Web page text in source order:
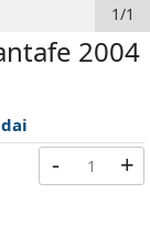
1/1
2004
- +